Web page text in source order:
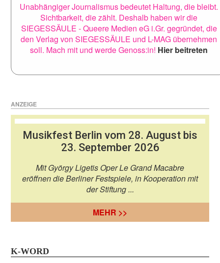
Unabhängiger Journalismus bedeutet Haltung, die bleibt.
Sichtbarkeit, die zählt. Deshalb haben wir die
SIEGESSÄULE - Queere Medien eG i.Gr. gegründet, die
den Verlag von SIEGESSÄULE und L-MAG übernehmen
soll. Mach mit und werde Genoss:in! Hier beitreten
ANZEIGE
Musikfest Berlin vom 28. August bis
23. September 2026
Mit György Ligetis Oper Le Grand Macabre
eröffnen die Berliner Festspiele, in Kooperation mit
der Stiftung ...
MEHR >>
K-WORD